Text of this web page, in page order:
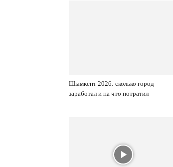
Шымкент 2026: сколько город
заработал и на что потратил